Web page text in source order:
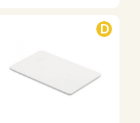
Les
options
D